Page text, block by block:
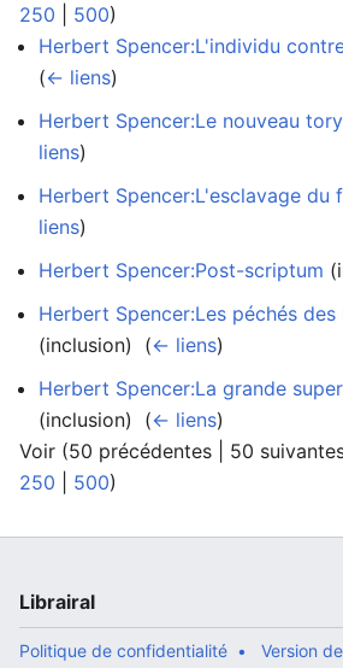
250
500)
Herbert Spencer:L'individu
(← liens)
Herbert Spencer:Le nouveau
liens)
Herbert Spencer:L'esclavage du
liens)
Herbert Spencer:Post-scriptum
Herbert Spencer:Les péchés
(inclusion) ‎ (← liens)
Herbert Spencer:La grande
(inclusion) ‎ (← liens)
Voir (50 précédentes 50
250
500)
Librairal
Politique de confidentialité Version